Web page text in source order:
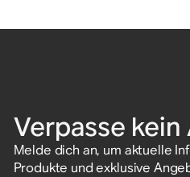
Verpasse
Melde dich an, um aktuelle
Produkte und exklusive